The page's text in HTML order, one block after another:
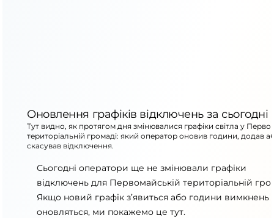
Оновлення графіків відключень за сьогодні
Тут видно, як протягом дня змінювалися графіки світла у
територіальній громаді: який оператор оновив години, додав
скасував відключення.
Сьогодні оператори ще не змінювали графіки
відключень для Первомайській територіальній
Якщо новий графік з’явиться або години вимкнень
оновляться, ми покажемо це тут.